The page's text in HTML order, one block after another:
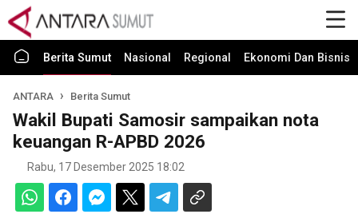
Berita Sumut Nasional Regional Ekonomi Dan Bisnis
ANTARA Berita Sumut
Wakil Bupati Samosir sampaikan nota
keuangan R-APBD 2026
Rabu, 17 Desember 2025 18:02